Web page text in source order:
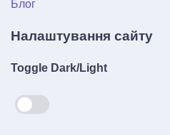
Блог
Налаштування сайту
Toggle Dark/Light